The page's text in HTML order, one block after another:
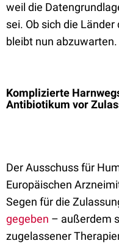
weil die
sei. Ob sich die
bleibt nun abzuwarten.
Komplizierte
Antibiotikum vor
Der Ausschuss für
Europäischen
Segen für die
gegeben – außerdem
zugelassener